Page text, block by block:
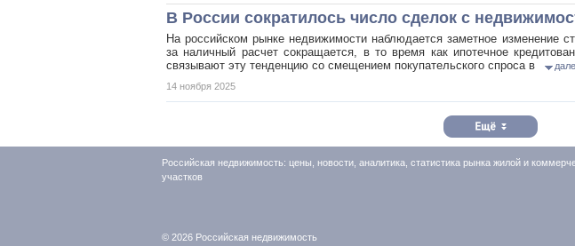
В России сократилось число сделок с
На российском рынке недвижимости наблюдается заметное изменение
за наличный расчет сокращается, в то время как ипотечное
связывают эту тенденцию со смещением покупательского спроса в
14 ноября 2025
Российская недвижимость: цены, новости, аналитика, статистика рынка жилой и
участков
© 2026 Российская недвижимость